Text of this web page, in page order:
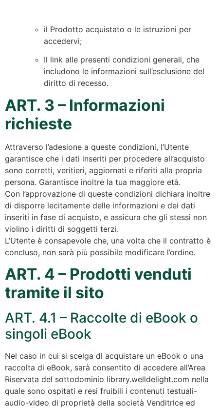
il Prodotto acquistato o le istruzioni per
accedervi;
Il link alle presenti condizioni generali, che
includono le informazioni sull’esclusione del
diritto di recesso.
ART. 3 – Informazioni
richieste
Attraverso l’adesione a queste condizioni, l’Utente
garantisce che i dati inseriti per procedere all’acquisto
sono corretti, veritieri, aggiornati e riferiti alla propria
persona. Garantisce inoltre la tua maggiore età.
Con l’approvazione di queste condizioni dichiara inoltre
di disporre lecitamente delle informazioni e dei dati
inseriti in fase di acquisto, e assicura che gli stessi non
violino i diritti di soggetti terzi.
L’Utente è consapevole che, una volta che il contratto è
concluso, non sarà più possibile modificare l’ordine.
ART. 4 – Prodotti venduti
tramite il sito
ART. 4.1 – Raccolte di eBook o
singoli eBook
Nel caso in cui si scelga di acquistare un eBook o una
raccolta di eBook, sarà consentito di accedere all’Area
Riservata del sottodominio library.welldelight.com nella
quale sono ospitati e resi fruibili i contenuti testuali-
audio-video di proprietà della società Venditrice ed